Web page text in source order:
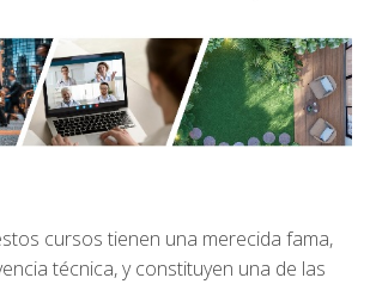
cursos tienen una merecida fama,
técnica, y constituyen una de las